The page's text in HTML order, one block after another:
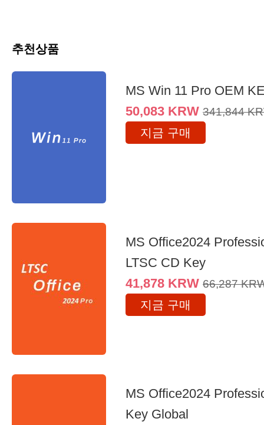
추천상품
MS Win 11 Pro OEM
50,083 KRW 341,844
지금 구매
MS Office2024
LTSC CD Key
41,878 KRW 66,287
지금 구매
MS Office2024
Key Global